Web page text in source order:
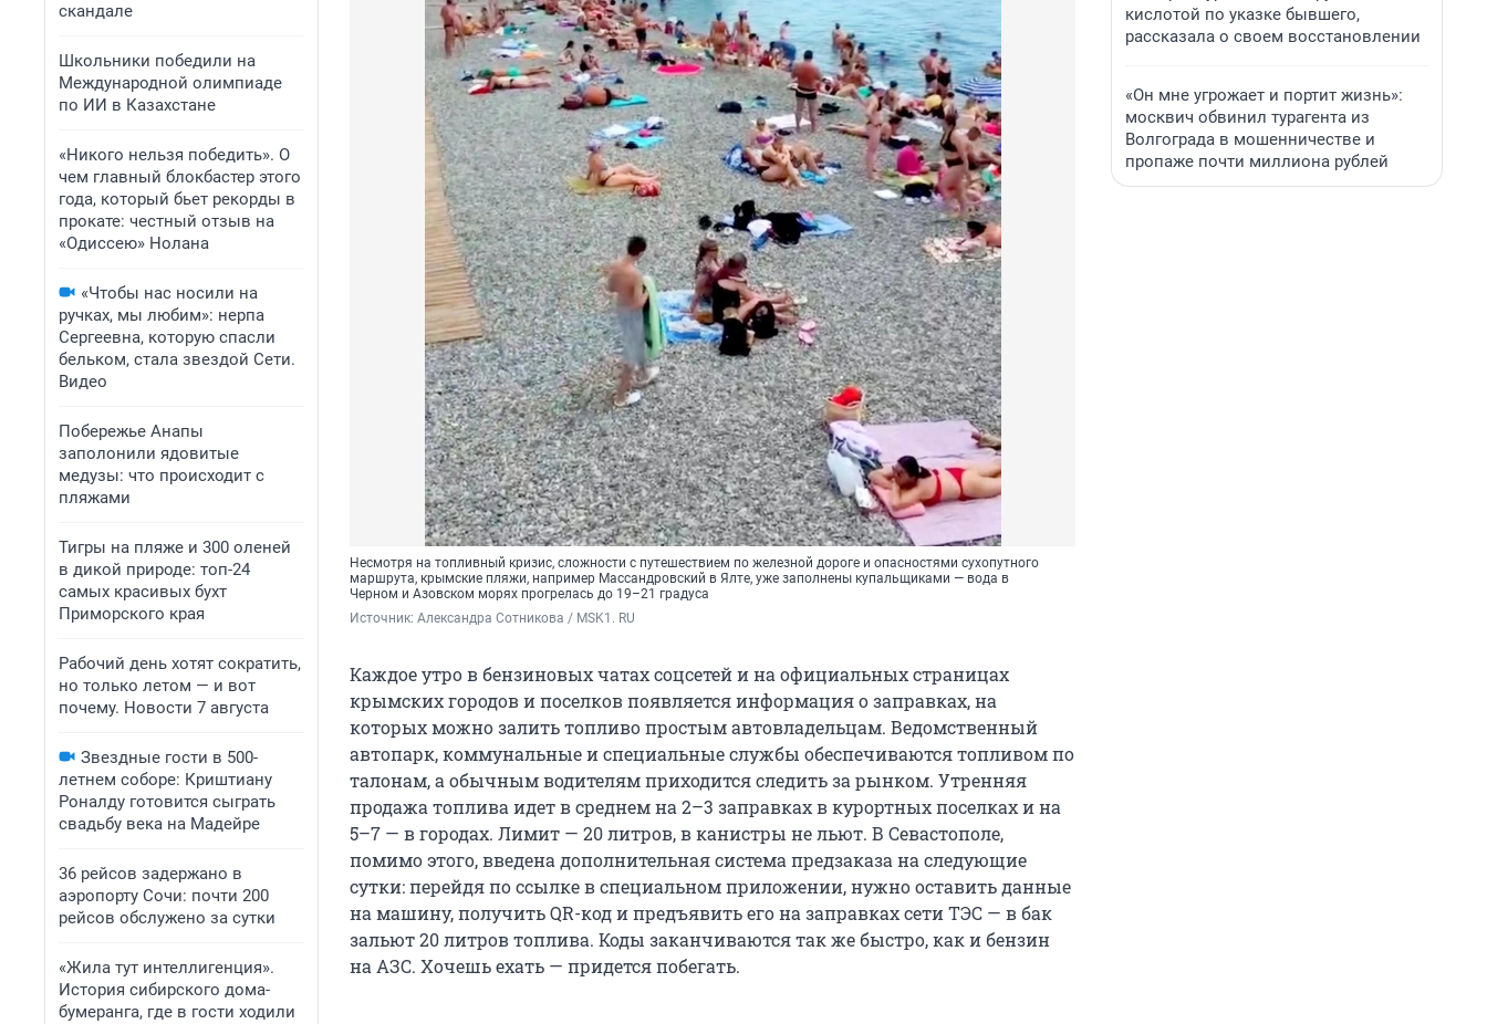
скандале
Школьники победили на
Международной олимпиаде
по ИИ в Казахстане
«Никого нельзя победить». О
чем главный блокбастер этого
года, который бьет рекорды в
прокате: честный отзыв на
«Одиссею» Нолана
«Чтобы нас носили на
ручках, мы любим»: нерпа
Сергеевна, которую спасли
бельком, стала звездой Сети.
Видео
Побережье Анапы
заполонили ядовитые
медузы: что происходит с
пляжами
Тигры на пляже и 300 оленей
в дикой природе: топ-24
самых красивых бухт
Приморского края
Рабочий день хотят сократить,
но только летом — и вот
почему. Новости 7 августа
Звездные гости в 500-
летнем соборе: Криштиану
Роналду готовится сыграть
свадьбу века на Мадейре
36 рейсов задержано в
аэропорту Сочи: почти 200
рейсов обслужено за сутки
«Жила тут интеллигенция».
История сибирского дома-
бумеранга, где в гости ходили
Несмотря на топливный кризис, сложности с путешествием по железной дороге и опасностями сухопутного
маршрута, крымские пляжи, например Массандровский в Ялте, уже заполнены купальщиками — вода в
Черном и Азовском морях прогрелась до 19–21 градуса
Источник: Александра Сотникова / MSK1. RU
Каждое утро в бензиновых чатах соцсетей и на официальных страницах
крымских городов и поселков появляется информация о заправках, на
которых можно залить топливо простым автовладельцам. Ведомственный
автопарк, коммунальные и специальные службы обеспечиваются топливом по
талонам, а обычным водителям приходится следить за рынком. Утренняя
продажа топлива идет в среднем на 2–3 заправках в курортных поселках и на
5–7 — в городах. Лимит — 20 литров, в канистры не льют. В Севастополе,
помимо этого, введена дополнительная система предзаказа на следующие
сутки: перейдя по ссылке в специальном приложении, нужно оставить данные
на машину, получить QR-код и предъявить его на заправках сети ТЭС — в бак
зальют 20 литров топлива. Коды заканчиваются так же быстро, как и бензин
на АЗС. Хочешь ехать — придется побегать.
кислотой по указке бывшего,
рассказала о своем восстановлении
«Он мне угрожает и портит жизнь»:
москвич обвинил турагента из
Волгограда в мошенничестве и
пропаже почти миллиона рублей